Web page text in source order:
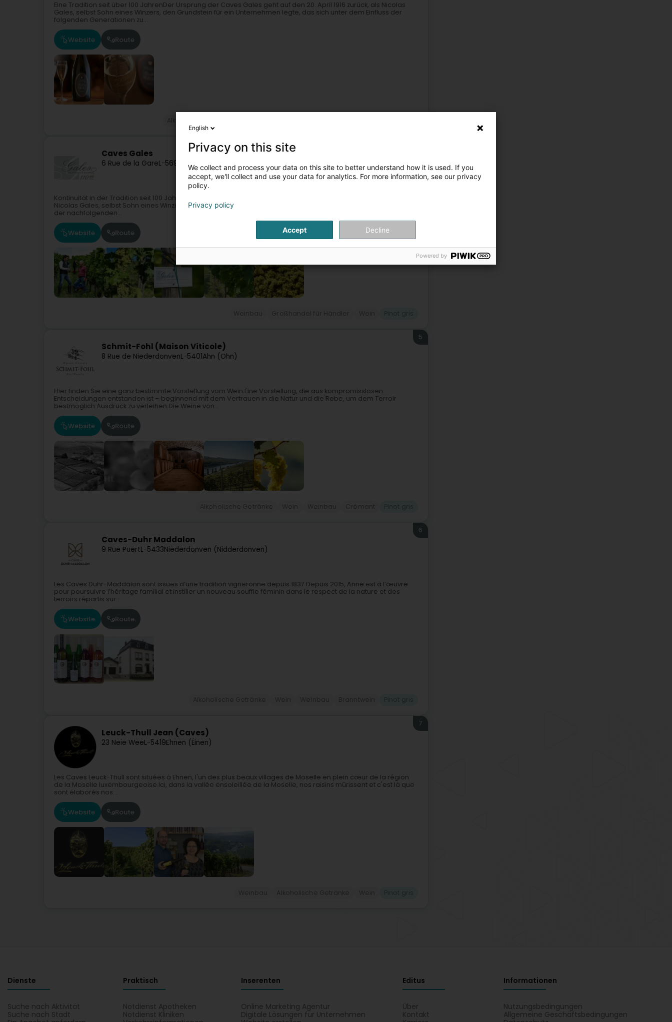
Eine Tradition seit über 100 JahrenDer Ursprung der Caves Gales geht auf den 20. April 1916 zurück, als Nicolas
Gales, selbst Sohn eines Winzers, den Grundstein für ein Unternehmen legte, das sich unter dem Einfluss der
folgenden Generationen zu...
Website Route
Caves Gales
6 Rue de la GareL-5690 Ellange (Elleng)
Kontinuität in der Tradition seit 100 JahrenDie Ursprünge der Caves Gales gehen auf den 20. April 1916 zurück, als
Nicolas Gales, selbst Sohn eines Winzers, den Grundstein für ein Unternehmen legte, das sich unter dem Einfluss
der nachfolgenden...
Website Route
Schmit-Fohl (Maison Viticole)
8 Rue de NiederdonvenL-5401Ahn (Ohn)
5
Hier finden Sie eine ganz bestimmte Vorstellung vom Wein.Eine Vorstellung, die aus kompromisslosen
Entscheidungen entstanden ist – beginnend mit dem Vertrauen in die Natur und die Rebe, um dem Terroir
bestmöglich Ausdruck zu verleihen.Die Weine von...
Website Route
Caves-Duhr Maddalon
9 Rue PuertL-5433Niederdonven (Nidderdonven)
6
Les Caves Duhr-Maddalon sont issues d’une tradition vigneronne depuis 1837.Depuis 2015, Anne est à l’œuvre
pour poursuivre l’héritage familial et instiller un nouveau souffle féminin dans le respect de la nature et des
terroirs répartis sur...
Website Route
Leuck-Thull Jean (Caves)
23 Neie WeeL-5419Ehnen (Éinen)
7
Les Caves Leuck-Thull sont situées à Ehnen, l'un des plus beaux villages de Moselle en plein cœur de la région
de la Moselle luxembourgeoise.Ici, dans la vallée ensoleillée de la Moselle, nos raisins mûrissent et c'est là que
sont élaborés nos...
Website Route
Dienste
Suche nach Aktivität
Suche nach Stadt
Praktisch
Notdienst Apotheken
Notdienst Kliniken
Inserenten
Online Marketing Agentur
Digitale Lösungen für Unternehmen
Editus
Über
Kontakt
Informationen
Nutzungsbedingungen
Allgemeine Geschäftsbedingungen
English
Privacy on this site
We collect and process your data on this site to better understand how it is used. If you
accept, we'll collect and use your data for analytics. For more information, see our privacy
policy.
Privacy policy
Accept Decline
Powered by